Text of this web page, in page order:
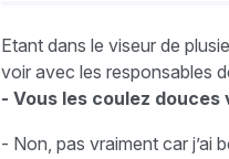
Etant dans le viseur de
voir avec les responsables
- Vous les coulez
- Non, pas vraiment car j’ai